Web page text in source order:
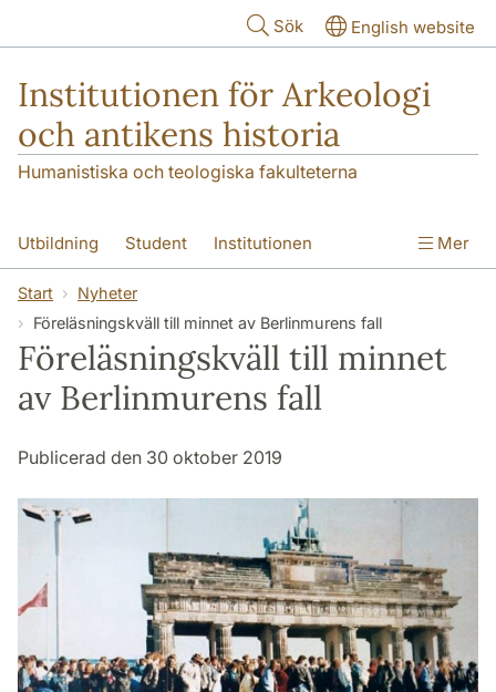
Sök English website
Institutionen för Arkeologi
och antikens historia
Humanistiska och teologiska fakulteterna
Utbildning Student Institutionen
Forskning Kontakt
Mer
Start
Nyheter
Föreläsningskväll till minnet av Berlinmurens fall
Föreläsningskväll till minnet
av Berlinmurens fall
Publicerad den 30 oktober 2019